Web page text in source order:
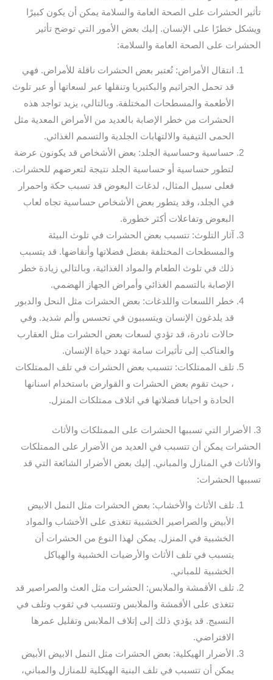
تأثير الحشرات على الصحة العامة والسلامة يمكن أن يكون كبيرًا
ويشكل خطرًا على الإنسان. إليك بعض الأمور التي توضح تأثير
الحشرات على الصحة العامة والسلامة:
انتقال الأمراض: تُعتبر بعض الحشرات ناقلة للأمراض. فهي
قد تحمل الجراثيم والبكتيريا وتنقلها عبر لسعاتها أو عبر تلوث
الأطعمة والمسطحات المختلفة. وبالتالي، يزيد تواجد هذه
الحشرات من خطر الإصابة بالعديد من الأمراض المعدية مثل
الحمى التيفية والالتهابات الجلدية والتسمم الغذائي.
حساسية وحساسية الجلد: بعض الأشخاص قد يكونون عرضة
لتطور حساسية أو حساسية الجلد نتيجة لتعرضهم للحشرات.
فعلى سبيل المثال، لدغات البعوض قد تسبب حكة واحمرار
في الجلد، وقد يتطور بعض الأشخاص حساسية تجاه لعاب
البعوض وتفاعلات أكثر خطورة.
آثار التلوث: تتسبب بعض الحشرات في تلوث البيئة
والمسطحات المختلفة بفضل فضلاتها وأنقاضها. قد يتسبب
ذلك في تلوث الطعام والمواد الغذائية، وبالتالي زيادة خطر
الإصابة بالتسمم الغذائي وأمراض الجهاز الهضمي.
خطر اللسعات واللدغات: بعض الحشرات مثل النحل والدبور
قد يلدغون الإنسان ويتسببون في تحسس وألم شديد. وفي
حالات نادرة، قد تؤدي لسعات بعض الحشرات مثل العقارب
والعناكب إلى تأثيرات سامة تهدد حياة الإنسان.
تلف الممتلكات: تتسبب بعض الحشرات في تلف الممتلكات
، حيث تقوم بعض الحشرات و القوارض باستخدام اسنانها
الحادة و احيانا فضلاتها في اتلاف ممتلكات المنزل.
3. الأضرار التي تسببها الحشرات على الممتلكات والأثاث
الحشرات يمكن أن تتسبب في العديد من الأضرار على الممتلكات
والأثاث في المنازل والمباني. إليك بعض الأضرار الشائعة التي قد
تسببها الحشرات:
تلف الأثاث والأخشاب: بعض الحشرات مثل النمل الابيض
الأبيض والصراصير الخشبية تتغذى على الأخشاب والمواد
الخشبية في المنزل. يمكن لهذا النوع من الحشرات أن
يتسبب في تلف الأثاث والأرضيات الخشبية والهياكل
الخشبية للمباني.
تلف الأقمشة والملابس: الحشرات مثل العث والصراصير قد
تتغذى على الأقمشة والملابس وتتسبب في ثقوب وتلف في
النسيج. قد يؤدي ذلك إلى إتلاف الملابس وتقليل عمرها
الافتراضي.
الأضرار الهيكلية: بعض الحشرات مثل النمل الابيض الأبيض
يمكن أن تتسبب في تلف البنية الهيكلية للمنازل والمباني،